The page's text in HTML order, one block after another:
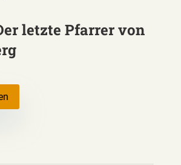
letzte Pfarrer von